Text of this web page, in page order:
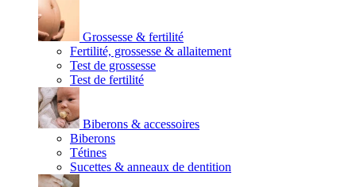
Grossesse & fertilité
Fertilité, grossesse & allaitement
Test de grossesse
Test de fertilité
Biberons & accessoires
Biberons
Tétines
Sucettes & anneaux de dentition